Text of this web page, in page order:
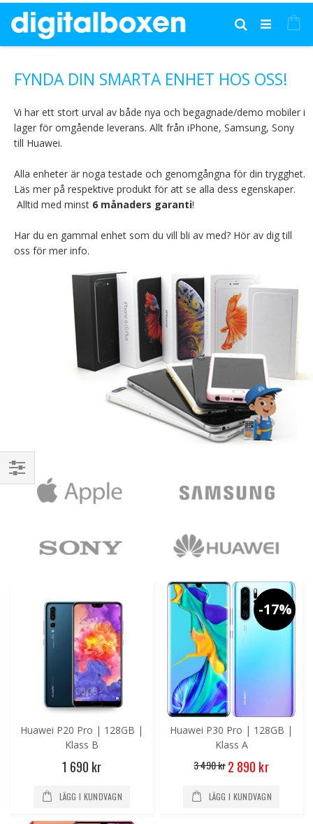
till
innehållet
Sök
FYNDA DIN SMARTA ENHET HOS OSS!
Vi har ett stort urval av både nya och begagnade/demo mobiler i
lager för omgående leverans. Allt från iPhone, Samsung, Sony
till Huawei.
Alla enheter är noga testade och genomgångna för din trygghet.
Läs mer på respektive produkt för att se alla dess egenskaper.
Alltid med minst 6 månaders garanti!
Har du en gammal enhet som du vill bli av med? Hör av dig till
oss för mer info.
Huawei P20 Pro | 128GB |
Klass B
1 690 kr
LÄGG I KUNDVAGN
-17%
Huawei P30 Pro | 128GB |
Klass A
3 490 kr Special
Price
2 890 kr
LÄGG I KUNDVAGN
Handla